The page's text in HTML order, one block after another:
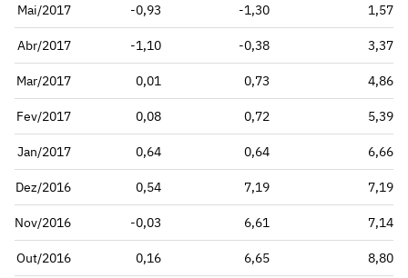
Mai/2017 -0,93 -1,30 1,57
Abr/2017 -1,10 -0,38 3,37
Mar/2017 0,01 0,73 4,86
Fev/2017 0,08 0,72 5,39
Jan/2017 0,64 0,64 6,66
Dez/2016 0,54 7,19 7,19
Nov/2016 -0,03 6,61 7,14
Out/2016 0,16 6,65 8,80